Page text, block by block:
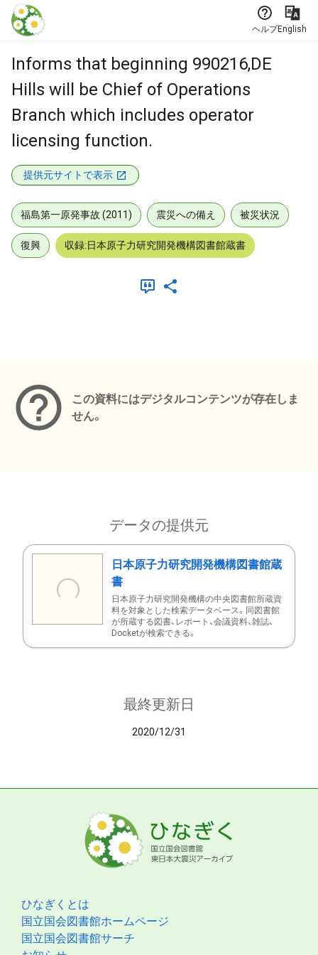
本文に飛ぶ
ヘルプEnglish
Informs that beginning 990216,DE
Hills will be Chief of Operations
Branch which includes operator
licensing function.
提供元サイトで表示
福島第一原発事故 (2011) 震災への備え 被災状況
復興 収録:日本原子力研究開発機構図書館蔵書
この資料にはデジタルコンテンツが存在しま
せん。
データの提供元
日本原子力研究開発機構図書館蔵
書
日本原子力研究開発機構の中央図書館所蔵資
料を対象とした検索データベース。同図書館
が所蔵する図書、レポート、会議資料、雑誌、
Docketが検索できる。
最終更新日
2020/12/31
ひなぎくとは
国立国会図書館ホームページ
国立国会図書館サーチ